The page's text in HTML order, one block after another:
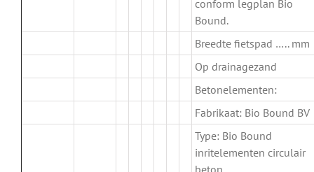
conform legplan Bio
Bound.
Breedte fietspad ….. mm
Op drainagezand
Betonelementen:
Fabrikaat: Bio Bound BV
Type: Bio Bound
inritelementen circulair